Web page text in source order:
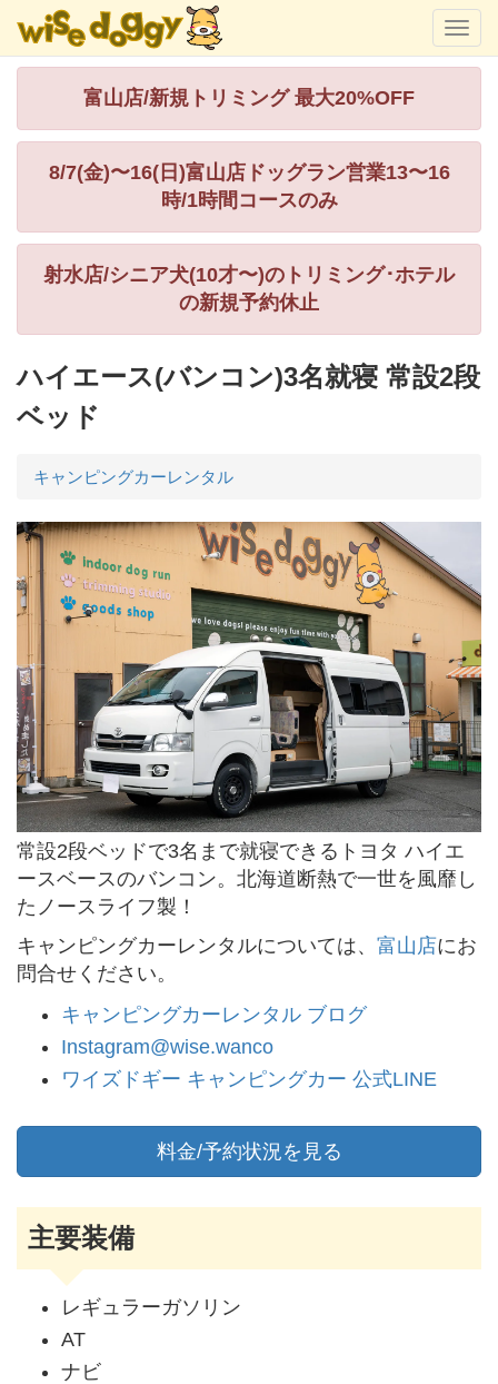
富山店/新規トリミング 最大20%OFF
8/7(金)〜16(日)富山店ドッグラン営業13〜16
時/1時間コースのみ
射水店/シニア犬(10才〜)のトリミング･ホテル
の新規予約休止
ハイエース(バンコン)3名就寝 常設2段
ベッド
キャンピングカーレンタル
常設2段ベッドで3名まで就寝できるトヨタ ハイエ
ースベースのバンコン。北海道断熱で一世を風靡し
たノースライフ製！
キャンピングカーレンタルについては、 富山店にお
問合せください。
キャンピングカーレンタル ブログ
Instagram@wise.wanco
ワイズドギー キャンピングカー 公式LINE
料金/予約状況を見る
主要装備
レギュラーガソリン
AT
ナビ